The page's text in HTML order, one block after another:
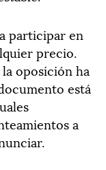
participar en
precio.
oposición ha
está
a